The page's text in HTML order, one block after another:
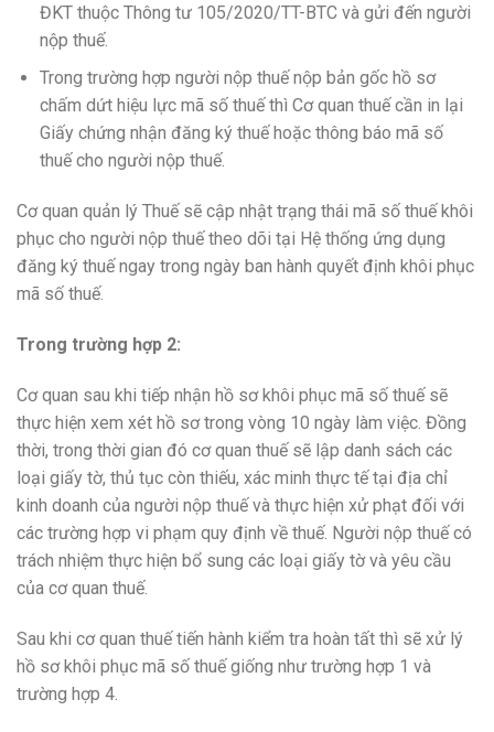
ĐKT thuộc Thông tư 105/2020/TT-BTC và gửi đến người
nộp thuế.
Trong trường hợp người nộp thuế nộp bản gốc hồ sơ
chấm dứt hiệu lực mã số thuế thì Cơ quan thuế cần in lại
Giấy chứng nhận đăng ký thuế hoặc thông báo mã số
thuế cho người nộp thuế.
Cơ quan quản lý Thuế sẽ cập nhật trạng thái mã số thuế khôi
phục cho người nộp thuế theo dõi tại Hệ thống ứng dụng
đăng ký thuế ngay trong ngày ban hành quyết định khôi phục
mã số thuế.
Trong trường hợp 2:
Cơ quan sau khi tiếp nhận hồ sơ khôi phục mã số thuế sẽ
thực hiện xem xét hồ sơ trong vòng 10 ngày làm việc. Đồng
thời, trong thời gian đó cơ quan thuế sẽ lập danh sách các
loại giấy tờ, thủ tục còn thiếu, xác minh thực tế tại địa chỉ
kinh doanh của người nộp thuế và thực hiện xử phạt đối với
các trường hợp vi phạm quy định về thuế. Người nộp thuế có
trách nhiệm thực hiện bổ sung các loại giấy tờ và yêu cầu
của cơ quan thuế.
Sau khi cơ quan thuế tiến hành kiểm tra hoàn tất thì sẽ xử lý
hồ sơ khôi phục mã số thuế giống như trường hợp 1 và
trường hợp 4.